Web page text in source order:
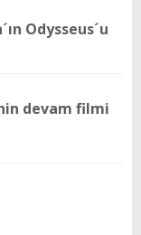
Odysseus´u
devam filmi